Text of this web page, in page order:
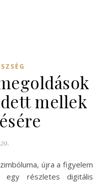
mellek
egy részletes digitális